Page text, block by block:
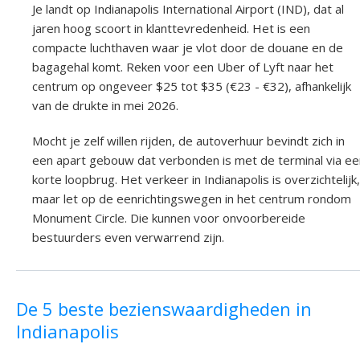
Je landt op Indianapolis International Airport (IND), dat al
jaren hoog scoort in klanttevredenheid. Het is een
compacte luchthaven waar je vlot door de douane en de
bagagehal komt. Reken voor een Uber of Lyft naar het
centrum op ongeveer $25 tot $35 (€23 - €32), afhankelijk
van de drukte in mei 2026.
Mocht je zelf willen rijden, de autoverhuur bevindt zich in
een apart gebouw dat verbonden is met de terminal via
korte loopbrug. Het verkeer in Indianapolis is overzichtelijk,
maar let op de eenrichtingswegen in het centrum rondom
Monument Circle. Die kunnen voor onvoorbereide
bestuurders even verwarrend zijn.
De 5 beste bezienswaardigheden in
Indianapolis